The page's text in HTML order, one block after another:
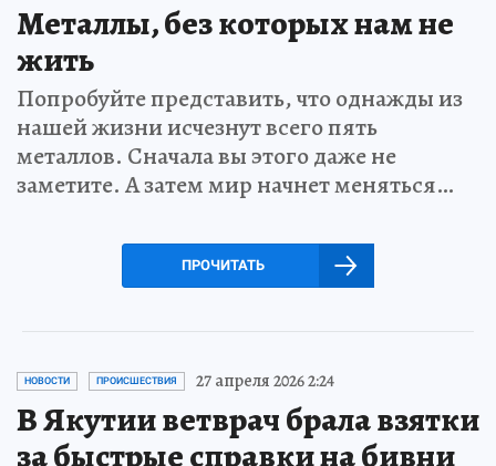
Металлы, без которых нам не
жить
Попробуйте представить, что однажды из
нашей жизни исчезнут всего пять
металлов. Сначала вы этого даже не
заметите. А затем мир начнет меняться…
ПРОЧИТАТЬ
НОВОСТИ ПРОИСШЕСТВИЯ 27 апреля 2026 2:24
В Якутии ветврач брала взятки
за быстрые справки на бивни